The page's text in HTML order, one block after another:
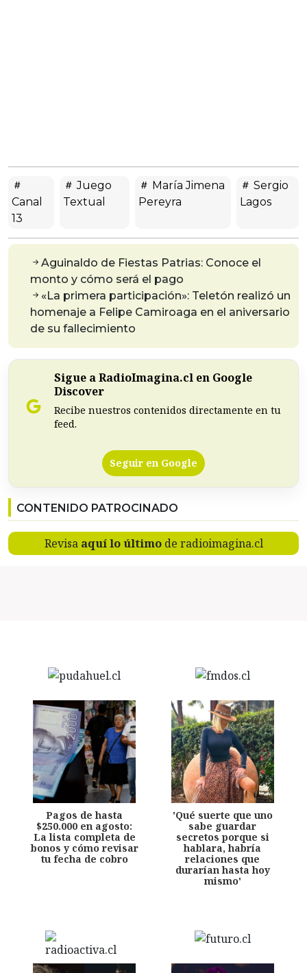
Canal
13
Juego
Textual
María Jimena
Pereyra
Sergio
Lagos
Aguinaldo de Fiestas Patrias: Conoce el
monto y cómo será el pago
«La primera participación»: Teletón realizó un
homenaje a Felipe Camiroaga en el aniversario
de su fallecimiento
Sigue a RadioImagina.cl en Google
Discover
Recibe nuestros contenidos directamente en tu
feed.
Seguir en Google
CONTENIDO PATROCINADO
Revisa aquí lo últimode radioimagina.cl
Pagos de hasta
$250.000 en agosto:
La lista completa de
bonos y cómo revisar
tu fecha de cobro
'Qué suerte que uno
sabe guardar
secretos porque si
hablara, habría
relaciones que
durarían hasta hoy
mismo'